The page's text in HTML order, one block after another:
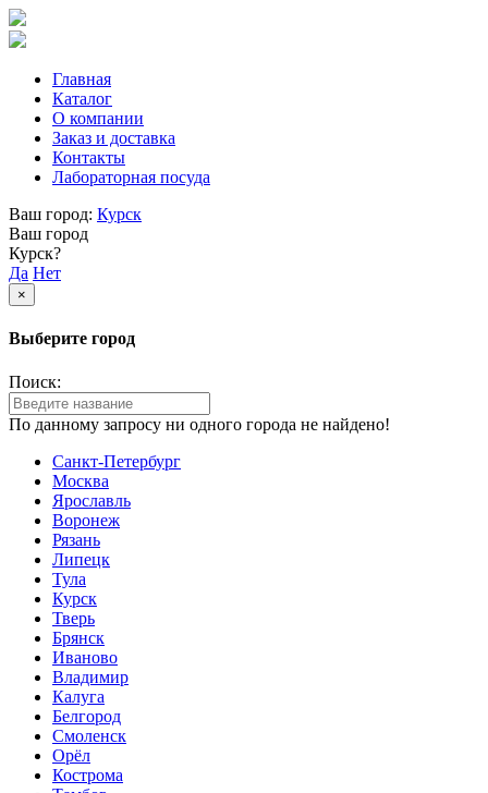
Главная
Каталог
О компании
Заказ и доставка
Контакты
Лабораторная посуда
Ваш город: Курск
Ваш город
Курск?
Да Нет
×
Выберите город
Поиск:
По данному запросу ни одного города не найдено!
Санкт-Петербург
Москва
Ярославль
Воронеж
Рязань
Липецк
Тула
Курск
Тверь
Брянск
Иваново
Владимир
Калуга
Белгород
Смоленск
Орёл
Кострома